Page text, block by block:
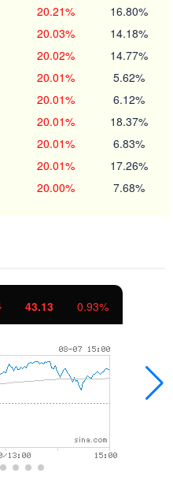
20.21% 16.80%
20.03% 14.18%
20.02% 14.77%
20.01% 5.62%
20.01% 6.12%
20.01% 18.37%
20.01% 6.83%
20.01% 17.26%
20.00% 7.68%
1134.24 11.37